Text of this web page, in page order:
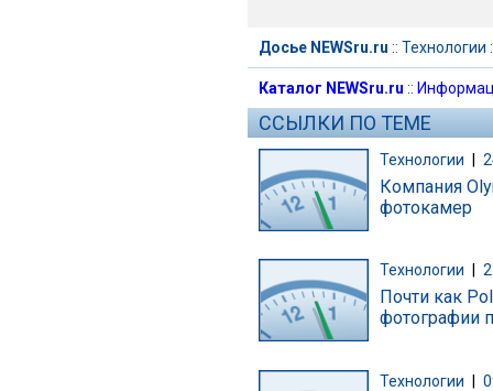
Досье NEWSru.ru :: Технологии
Каталог NEWSru.ru ::
ССЫЛКИ ПО ТЕМЕ
Технологии
Компания
фотокамер
Технологии
Почти как
фотографии
Технологии |